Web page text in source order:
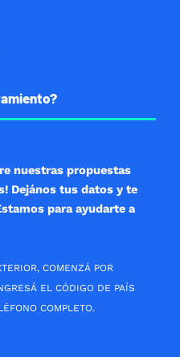
nuestras propuestas
Dejános tus datos y te
para ayudarte a
COMENZÁ POR
EL CÓDIGO DE PAÍS
COMPLETO.